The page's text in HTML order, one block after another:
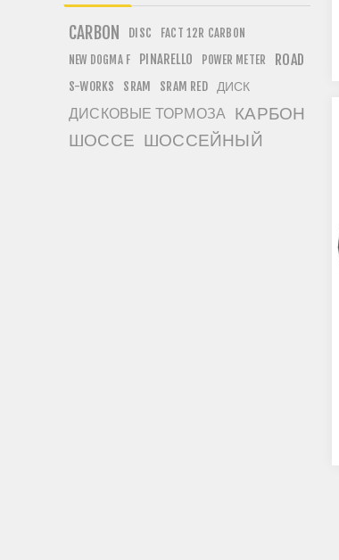
CARBON DISC
FACT 12R CARBON
NEW DOGMA F
PINARELLO POWER METER ROAD
S-WORKS SRAM SRAM RED ДИСК
ДИСКОВЫЕ ТОРМОЗА КАРБОН
ШОССЕ ШОССЕЙНЫЙ